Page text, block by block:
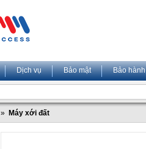
Dịch vụ Bảo mật Bảo hành
» Máy xới đất